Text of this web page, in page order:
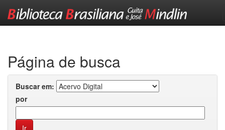
Página de busca
Buscar em:
por